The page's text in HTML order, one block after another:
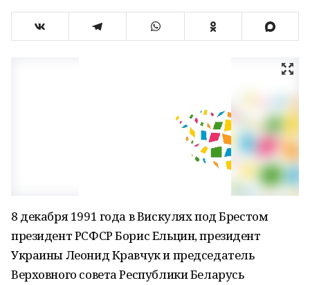
8 декабря 1991 года в Вискулях под Брестом
президент РСФСР Борис Ельцин, президент
Украины Леонид Кравчук и председатель
Верховного совета Республики Беларусь